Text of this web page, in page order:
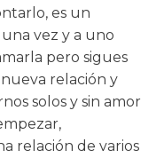
es un
vez y a uno
pero sigues
relación y
solos y sin amor
relación de varios